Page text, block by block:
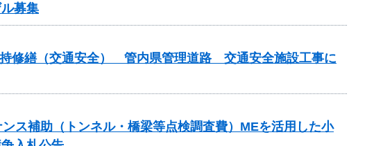
募集
修繕（交通安全） 管内県管理道路 交通安全施設工事に
補助（トンネル・橋梁等点検調査費）MEを活用した小